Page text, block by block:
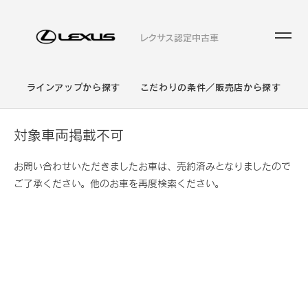
レクサス認定中古車
ラインアップから探す こだわりの条件／販売店から探す
対象車両掲載不可
お問い合わせいただきましたお車は、売約済みとなりましたので
ご了承ください。他のお車を再度検索ください。